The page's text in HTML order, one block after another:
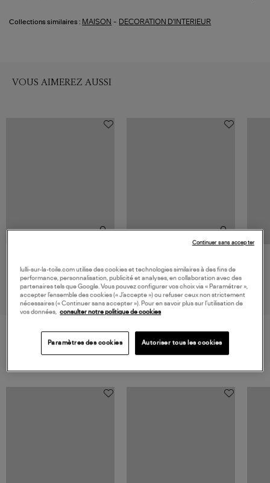
Collections similaires : MAISON - DECORATION D'INTERIEUR
VOUS AIMEREZ AUSSI
120,00 €
Livre Paris Chic
105,00 €
Livre Tulum Gypset
VOS DERNIERS PRODUITS VUS
lulli-sur-la-toile.com utilise des cookies et technologies similaires à des fins de
performance, personnalisation, publicité et analyses, en collaboration avec des
partenaires tels que Google. Vous pouvez configurer vos choix via « Paramétrer »,
accepter l’ensemble des cookies (« J’accepte ») ou refuser ceux non strictement
nécessaires (« Continuer sans accepter »). Pour en savoir plus sur l’utilisation de
vos données,
consulter notre politique de cookies
Paramètres des cookies Autoriser tous les cookies
Continuer sans accepter